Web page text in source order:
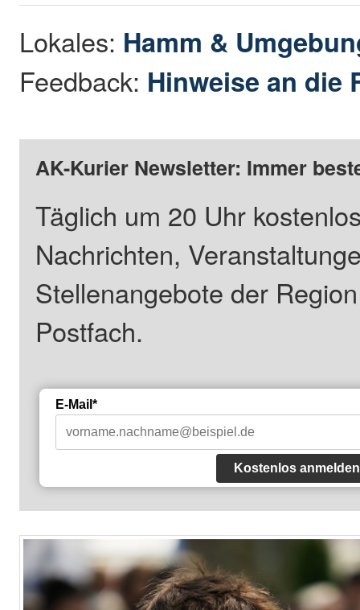
Lokales: Hamm &
Feedback: Hinweise an die
AK-Kurier Newsletter: Immer
Täglich um 20 Uhr
Nachrichten,
Stellenangebote der
Postfach.
E-Mail*
Kostenlos anmelden